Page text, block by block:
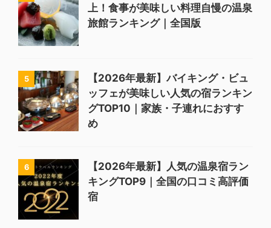
上！食事が美味しい料理自慢の温泉
旅館ランキング｜全国版
5
【2026年最新】バイキング・ビュ
ッフェが美味しい人気の宿ランキン
グTOP10｜家族・子連れにおすす
め
6
【2026年最新】人気の温泉宿ラン
キングTOP9｜全国の口コミ高評価
宿